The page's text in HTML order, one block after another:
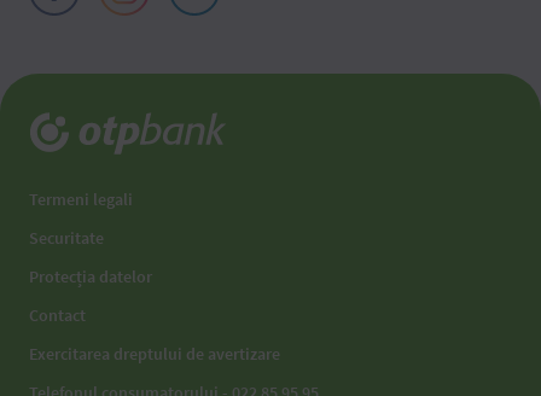
Termeni legali
Securitate
Protecția datelor
Contact
Exercitarea dreptului de avertizare